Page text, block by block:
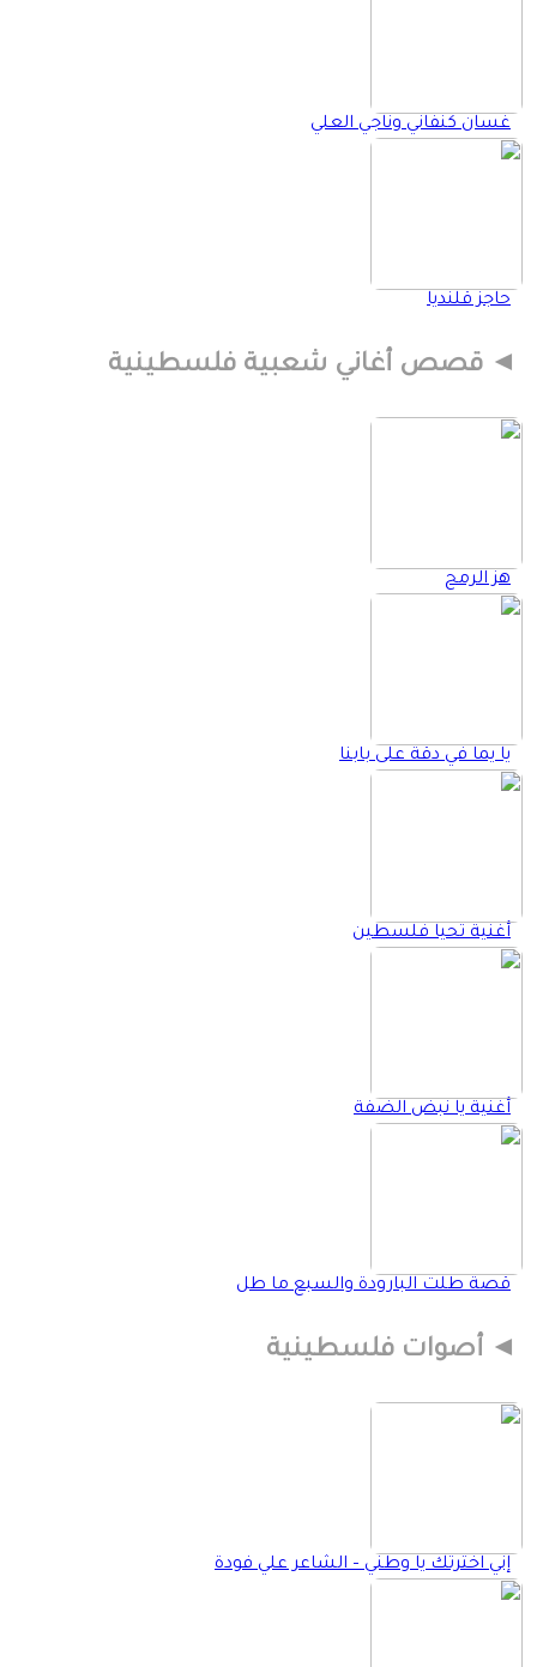
غسان كنفاني وناجي العلي
حاجز قلنديا
قصص أغاني شعبية فلسطينية
هز الرمح
يا يما في دقة على بابنا
أغنية تحيا فلسطين
أغنية يا نبض الضفة
قصة طلت البارودة والسبع ما طل
أصوات فلسطينية
إني اخترتك يا وطني – الشاعر علي فودة